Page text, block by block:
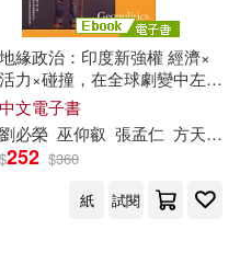
德(1)
化(2)
地緣政治：印度新強權 經濟×
活力×碰撞，在全球劇變中左右
逢源，又令人左右為難 (電子
書)
中文電子書
劉必榮 巫仰叡 張孟仁 方天賜
$252 $360
紙
試閱